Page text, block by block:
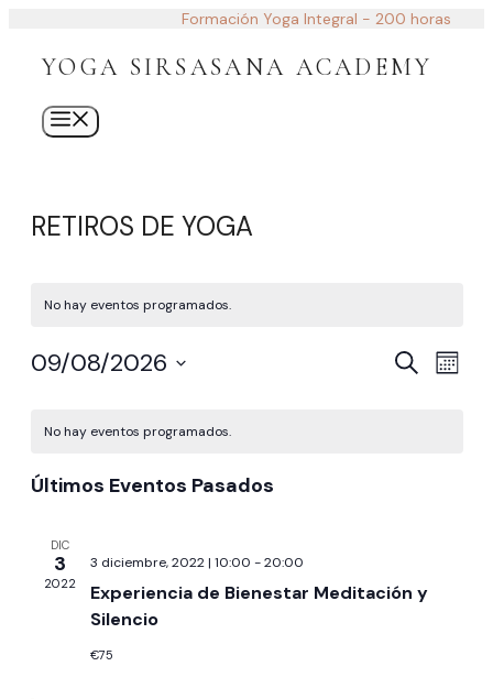
contenido
Formación Yoga Integral - 200 horas
YOGA SIRSASANA ACADEMY
Menú
RETIROS DE YOGA
No hay eventos programados.
BuscarMes
09/08/2026
fecha.
EVENTOS
No hay eventos programados.
Últimos Eventos Pasados
DIC
3
2022
3 diciembre, 2022 | 10:00 -20:00
Experiencia de Bienestar Meditación y
Silencio
€75